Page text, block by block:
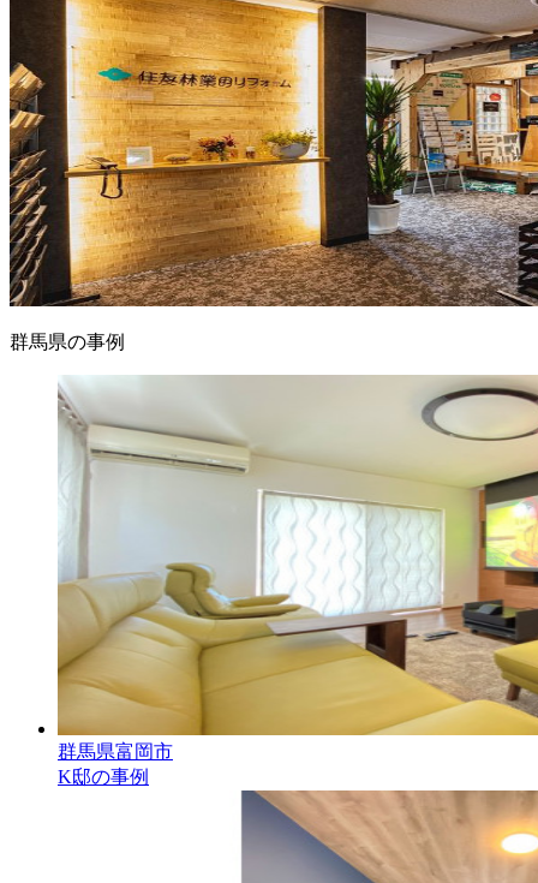
群馬県の事例
群馬県富岡市
K邸の事例